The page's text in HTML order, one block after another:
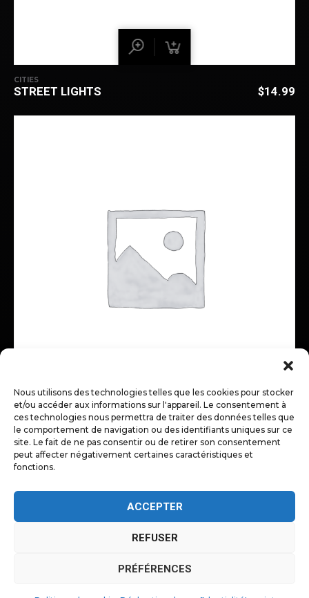
Nous utilisons des technologies telles que les cookies pour stocker
et/ou accéder aux informations sur l'appareil. Le consentement à
ces technologies nous permettra de traiter des données telles que
le comportement de navigation ou des identifiants uniques sur ce
site. Le fait de ne pas consentir ou de retirer son consentement
peut affecter négativement certaines caractéristiques et
fonctions.
ACCEPTER
REFUSER
PRÉFÉRENCES
CITIES
STREET LIGHTS $14.99
CITIES
THE TRAIN $14.99